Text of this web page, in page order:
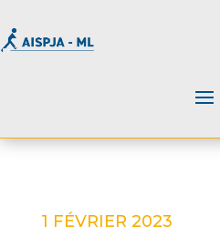
1 FÉVRIER 2023